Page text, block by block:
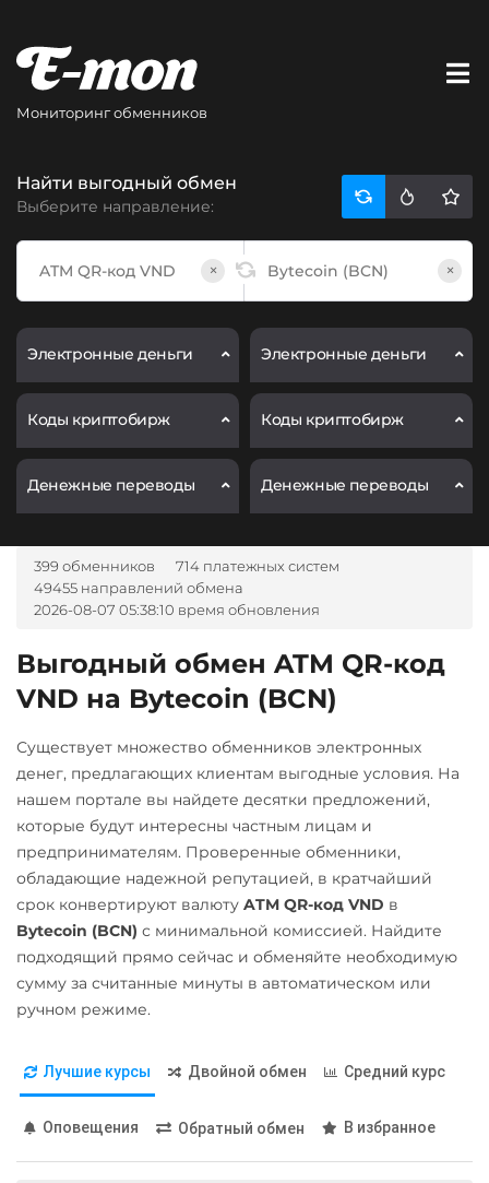
Мониторинг обменников
Найти выгодный обмен
Выберите направление:
× ×
Электронные деньги
Коды криптобирж
Денежные переводы
Электронные деньги
Коды криптобирж
Денежные переводы
399 обменников
714 платежных систем
49455 направлений обмена
2026-08-07 05:38:10 время обновления
Выгодный обмен ATM QR-код
VND на Bytecoin (BCN)
Существует множество обменников электронных
денег, предлагающих клиентам выгодные условия. На
нашем портале вы найдете десятки предложений,
которые будут интересны частным лицам и
предпринимателям. Проверенные обменники,
обладающие надежной репутацией, в кратчайший
срок конвертируют валюту ATM QR-код VND в
Bytecoin (BCN) с минимальной комиссией. Найдите
подходящий прямо сейчас и обменяйте необходимую
сумму за считанные минуты в автоматическом или
ручном режиме.
Лучшие курсы Двойной обмен Средний курс
Оповещения Обратный обмен В избранное